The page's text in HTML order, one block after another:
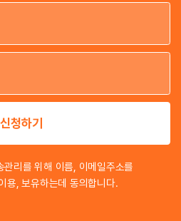
이
이
신청하기
리를 위해 이름, 이메일주소를
용, 보유하는데 동의합니다.